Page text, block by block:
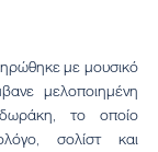
μελοποιημένη
το οποίο
σολίστ και